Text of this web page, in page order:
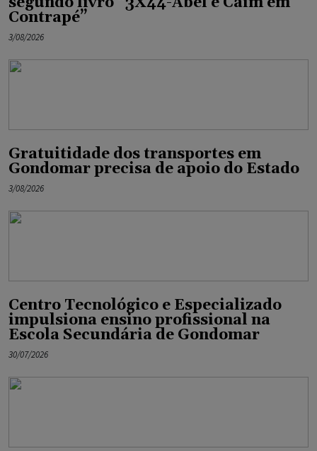
Contrapé”
3/08/2026
Gratuitidade dos transportes em
Gondomar precisa de apoio do Estado
3/08/2026
Centro Tecnológico e Especializado
impulsiona ensino profissional na
Escola Secundária de Gondomar
30/07/2026